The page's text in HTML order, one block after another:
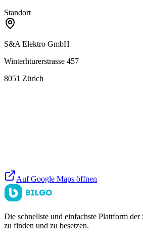
Standort
S&A Elektro GmbH
Winterhturerstrasse 457
8051 Zürich
Auf Google Maps öffnen
Die schnellste und einfachste Plattform
zu finden und zu besetzen.